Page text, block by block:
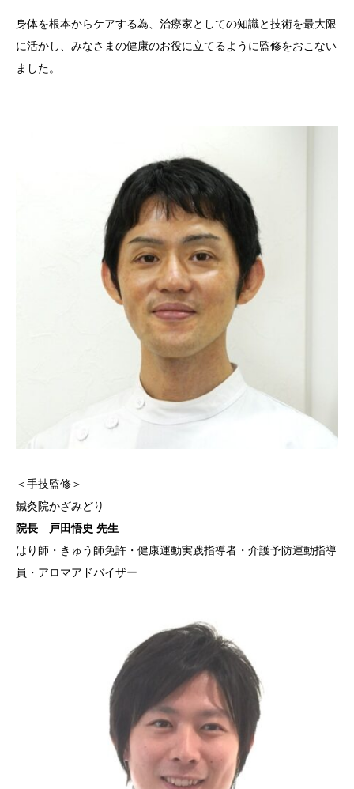
身体を根本からケアする為、治療家としての知識と技術を最大限
に活かし、みなさまの健康のお役に立てるように監修をおこない
ました。
＜手技監修＞
鍼灸院かざみどり
院長 戸田悟史 先生
はり師・きゅう師免許・健康運動実践指導者・介護予防運動指導
員・アロマアドバイザー